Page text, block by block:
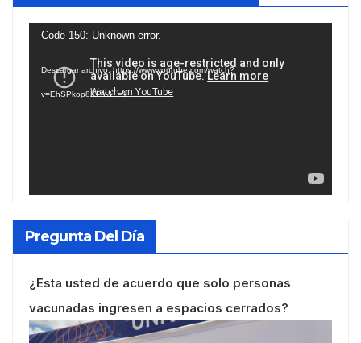
Reproductor
vídeo
Code 150: Unknown error.
Descargar archivo: https://www.youtube.com/watch?
v=EhSPkop8KPY&_=1
Pregunta Del Día
¿Esta usted de acuerdo que solo personas
vacunadas ingresen a espacios cerrados?